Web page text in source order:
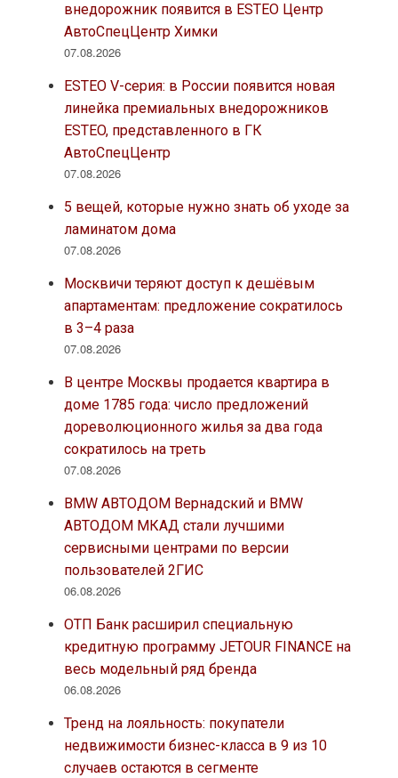
внедорожник появится в ESTEO Центр
АвтоСпецЦентр Химки
07.08.2026
ESTEO V-серия: в России появится новая
линейка премиальных внедорожников
ESTEO, представленного в ГК
АвтоСпецЦентр
07.08.2026
5 вещей, которые нужно знать об уходе за
ламинатом дома
07.08.2026
Москвичи теряют доступ к дешёвым
апартаментам: предложение сократилось
в 3–4 раза
07.08.2026
В центре Москвы продается квартира в
доме 1785 года: число предложений
дореволюционного жилья за два года
сократилось на треть
07.08.2026
BMW АВТОДОМ Вернадский и BMW
АВТОДОМ МКАД стали лучшими
сервисными центрами по версии
пользователей 2ГИС
06.08.2026
ОТП Банк расширил специальную
кредитную программу JETOUR FINANCE на
весь модельный ряд бренда
06.08.2026
Тренд на лояльность: покупатели
недвижимости бизнес-класса в 9 из 10
случаев остаются в сегменте